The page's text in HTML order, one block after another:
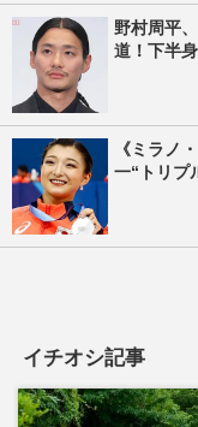
野村周平
道！下半
《ミラノ
一“トリプ
イチオシ記事